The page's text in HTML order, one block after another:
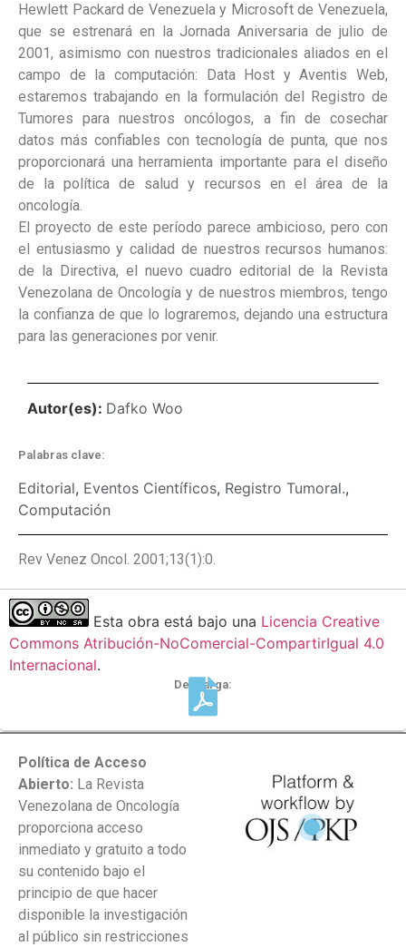
Hewlett Packard de Venezuela y Microsoft de Venezuela,
que se estrenará en la Jornada Aniversaria de julio de
2001, asimismo con nuestros tradicionales aliados en el
campo de la computación: Data Host y Aventis Web,
estaremos trabajando en la formulación del Registro de
Tumores para nuestros oncólogos, a fin de cosechar
datos más confiables con tecnología de punta, que nos
proporcionará una herramienta importante para el diseño
de la política de salud y recursos en el área de la
oncología.
El proyecto de este período parece ambicioso, pero con
el entusiasmo y calidad de nuestros recursos humanos:
de la Directiva, el nuevo cuadro editorial de la Revista
Venezolana de Oncología y de nuestros miembros, tengo
la confianza de que lo lograremos, dejando una estructura
para las generaciones por venir.
Autor(es): Dafko Woo
Palabras clave:
Editorial, Eventos Científicos, Registro Tumoral.,
Computación
Rev Venez Oncol. 2001;13(1):0.
Esta obra está bajo una Licencia Creative
Commons Atribución-NoComercial-CompartirIgual 4.0
Internacional.
Descarga:
Política de Acceso
Abierto: La Revista
Venezolana de Oncología
proporciona acceso
inmediato y gratuito a todo
su contenido bajo el
principio de que hacer
disponible la investigación
al público sin restricciones